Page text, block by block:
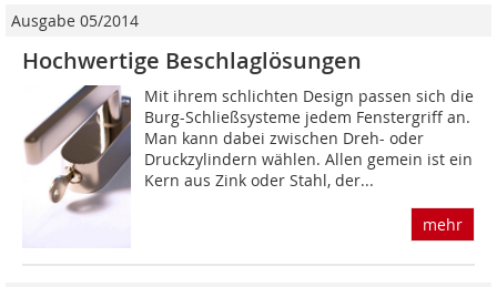
Ausgabe 05/2014
Hochwertige Beschlaglösungen
Mit ihrem schlichten Design passen sich die
Burg-Schließsysteme jedem Fenstergriff an.
Man kann dabei zwischen Dreh- oder
Druckzylindern wählen. Allen gemein ist ein
Kern aus Zink oder Stahl, der...
mehr